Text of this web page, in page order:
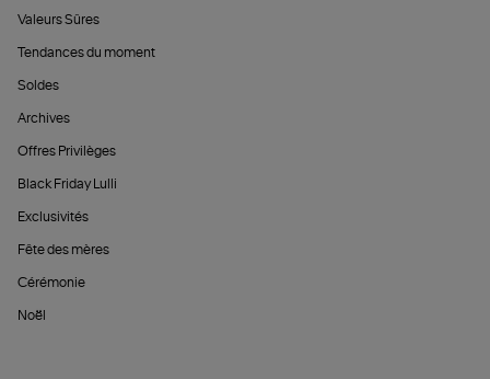
Valeurs Sûres
Tendances du moment
Soldes
Archives
Offres Privilèges
Black Friday Lulli
Exclusivités
Fête des mères
Cérémonie
Noël